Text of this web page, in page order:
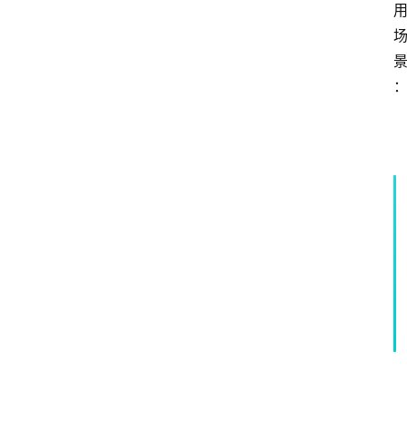
用
场
景
：